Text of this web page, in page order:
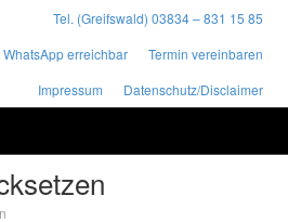
Tel. (Greifswald) 03834 – 831 15 85
erreichbar
Termin vereinbaren
Impressum
Datenschutz/Disclaimer